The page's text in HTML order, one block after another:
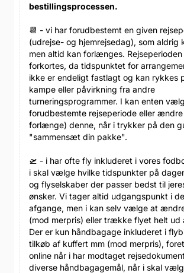
bestillingsprocessen.
📆 - vi har forudbestemt en given
(udrejse- og hjemrejsedag), som aldrig
men altid kan forlænges.
forkortes, da tidspunktet for
ikke er endeligt fastlagt og kan rykkes
kampe eller påvirkning fra andre
turneringsprogrammer. I kan enten
forudbestemte rejseperiode eller
forlænge) denne, når i trykker på den
"sammensæt din pakke".
🛫 - i har ofte fly inkluderet i vores
i skal vælge hvilke tidspunkter på
og flyselskaber der passer bedst til
ønsker. Vi tager altid udgangspunkt i
afgange, men i kan selv vælge at
(mod merpris) eller trække flyet helt ud
Der er kun håndbagage inkluderet i
tilkøb af kuffert mm (mod merpris),
online når i har modtaget
diverse håndbagagemål, når i skal